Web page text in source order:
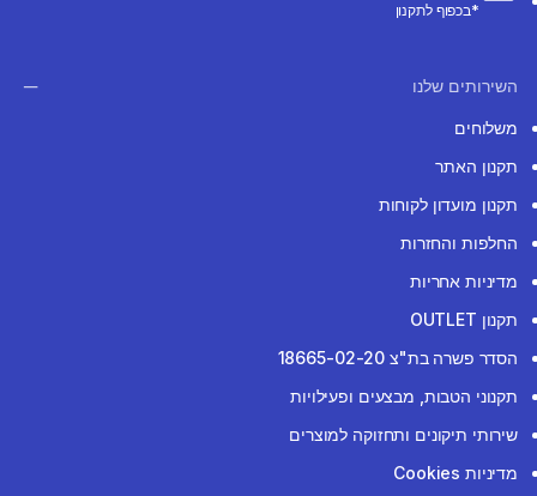
*בכפוף לתקנון
השירותים שלנו
משלוחים
תקנון האתר
תקנון מועדון לקוחות
החלפות והחזרות
מדיניות אחריות
תקנון OUTLET
הסדר פשרה בת"צ 18665-02-20
תקנוני הטבות, מבצעים ופעילויות
שירותי תיקונים ותחזוקה למוצרים
מדיניות Cookies